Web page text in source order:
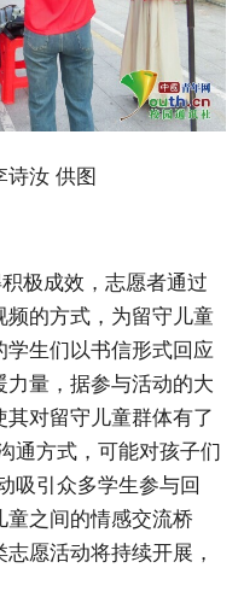
诗汝 供图
极成效，志愿者通过
的方式，为留守儿童
生们以书信形式回应
量，据参与活动的大
对留守儿童群体有了
通方式，可能对孩子们
吸引众多学生参与回
之间的情感交流桥
愿活动将持续开展，